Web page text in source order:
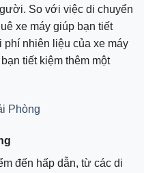
So với việc di chuyển
xe máy giúp bạn tiết
phí nhiên liệu của xe máy
tiết kiệm thêm một
Phòng
đến hấp dẫn, từ các di